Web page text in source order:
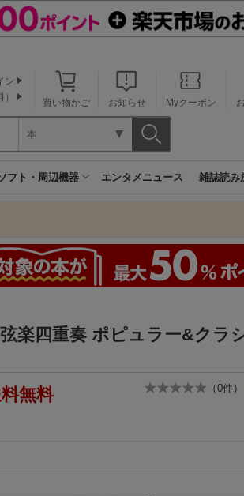
買い物かご お知らせ Myクーポン
ン
本
フト・周辺機器 エンタメニュース 雑誌読み
楽四重奏 ポピュラー&クラ
（0件）
無料